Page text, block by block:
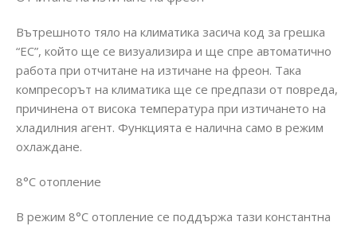
Вътрешното тяло на климатика засича код за грешка
“EC”, който ще се визуализира и ще спре автоматично
работа при отчитане на изтичане на фреон. Така
компресорът на климатика ще се предпази от повреда,
причинена от висока температура при изтичането на
хладилния агент. Функцията е налична само в режим
охлаждане.
8°C отопление
В режим 8°C отопление се поддържа тази константна